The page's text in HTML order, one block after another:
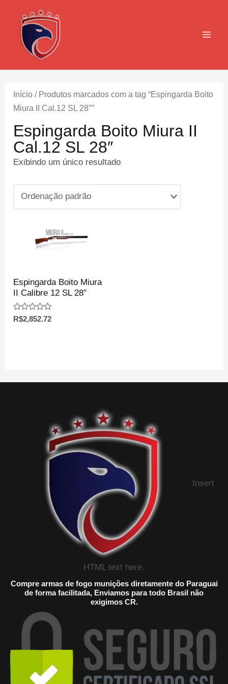
conteúdo
Início / Produtos marcados com a tag “Espingarda Boito
Miura II Cal.12 SL 28″”
Espingarda Boito Miura II
Cal.12 SL 28″
Exibindo um único resultado
Espingarda Boito Miura
II Calibre 12 SL 28″
Avaliação
R$2,852.72
Insert
HTML text here.
Compre armas de fogo munições diretamente do Paraguai
de forma facilitada, Enviamos para todo Brasil não
exigimos CR.